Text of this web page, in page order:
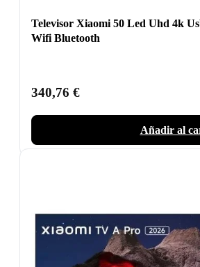
Televisor Xiaomi 50 Led Uhd 4k
Wifi Bluetooth
340,76 €
Añadir al